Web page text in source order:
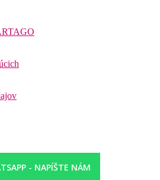
na bazén (cca 57 m²): samostatná
kúpeľňa s vaňou a sprchovacím
(súčasť "Residence Pool Suite", cca
kuchyňa, obývacia časť,
na bazén, kúpeľňa so
- ideálne na dlhšie pobyty.
(cca 130 m²): dve spálne, obývacia
spálňa s vaňou a sprchovacím kútom,
kúpeľňou, veľký priestor pre rodiny
vonkajší bazén, fitnescentrum s
- NAPÍŠTE NÁM